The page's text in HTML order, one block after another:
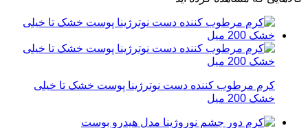
کرم مرطوب کننده دست نوترژینا پوست خشک تا خیلی
خشک 200 میل